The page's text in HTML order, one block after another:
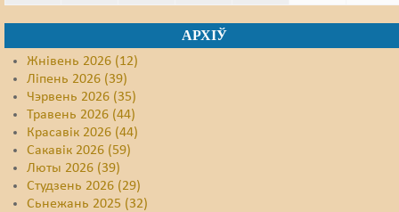
АРХІЎ
Жнівень 2026 (12)
Ліпень 2026 (39)
Чэрвень 2026 (35)
Травень 2026 (44)
Красавік 2026 (44)
Сакавік 2026 (59)
Люты 2026 (39)
Студзень 2026 (29)
Сьнежань 2025 (32)
Экалёгія
Сацыяльныя правы